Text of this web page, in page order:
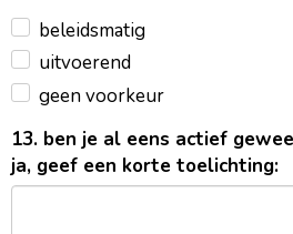
beleidsmatig
uitvoerend
geen voorkeur
13. ben je al eens actief
ja, geef een korte toelichting: